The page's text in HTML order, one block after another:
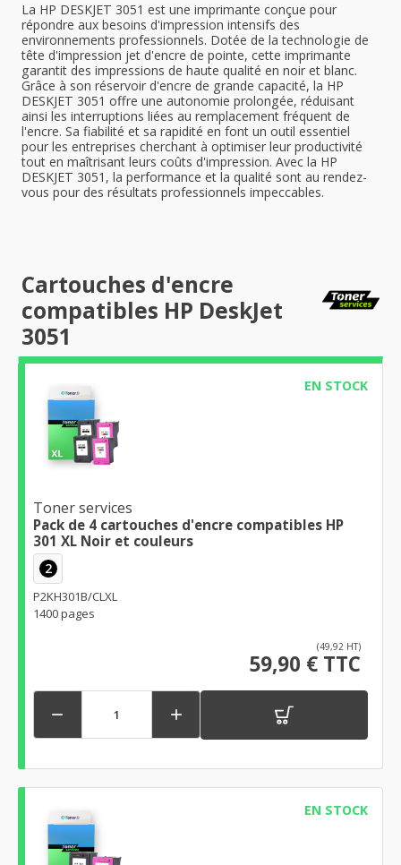
La HP DESKJET 3051 est une imprimante conçue pour
répondre aux besoins d'impression intensifs des
environnements professionnels. Dotée de la technologie de
tête d'impression jet d'encre de pointe, cette imprimante
garantit des impressions de haute qualité en noir et blanc.
Grâce à son réservoir d'encre de grande capacité, la HP
DESKJET 3051 offre une autonomie prolongée, réduisant
ainsi les interruptions liées au remplacement fréquent de
l'encre. Sa fiabilité et sa rapidité en font un outil essentiel
pour les entreprises cherchant à optimiser leur productivité
tout en maîtrisant leurs coûts d'impression. Avec la HP
DESKJET 3051, la performance et la qualité sont au rendez-
vous pour des résultats professionnels impeccables.
Cartouches d'encre
compatibles HP DeskJet
3051
EN STOCK
Toner services
Pack de 4 cartouches d'encre compatibles HP
301 XL Noir et couleurs
2
P2KH301B/CLXL
1400 pages
(49,92 HT)
59,90 € TTC
 
EN STOCK